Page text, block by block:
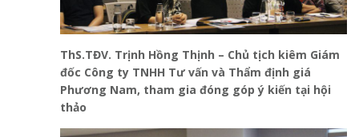
ThS.TĐV. Trịnh Hồng Thịnh – Chủ tịch kiêm Giám
đốc Công ty TNHH Tư vấn và Thẩm định giá
Phương Nam, tham gia đóng góp ý kiến tại hội
thảo